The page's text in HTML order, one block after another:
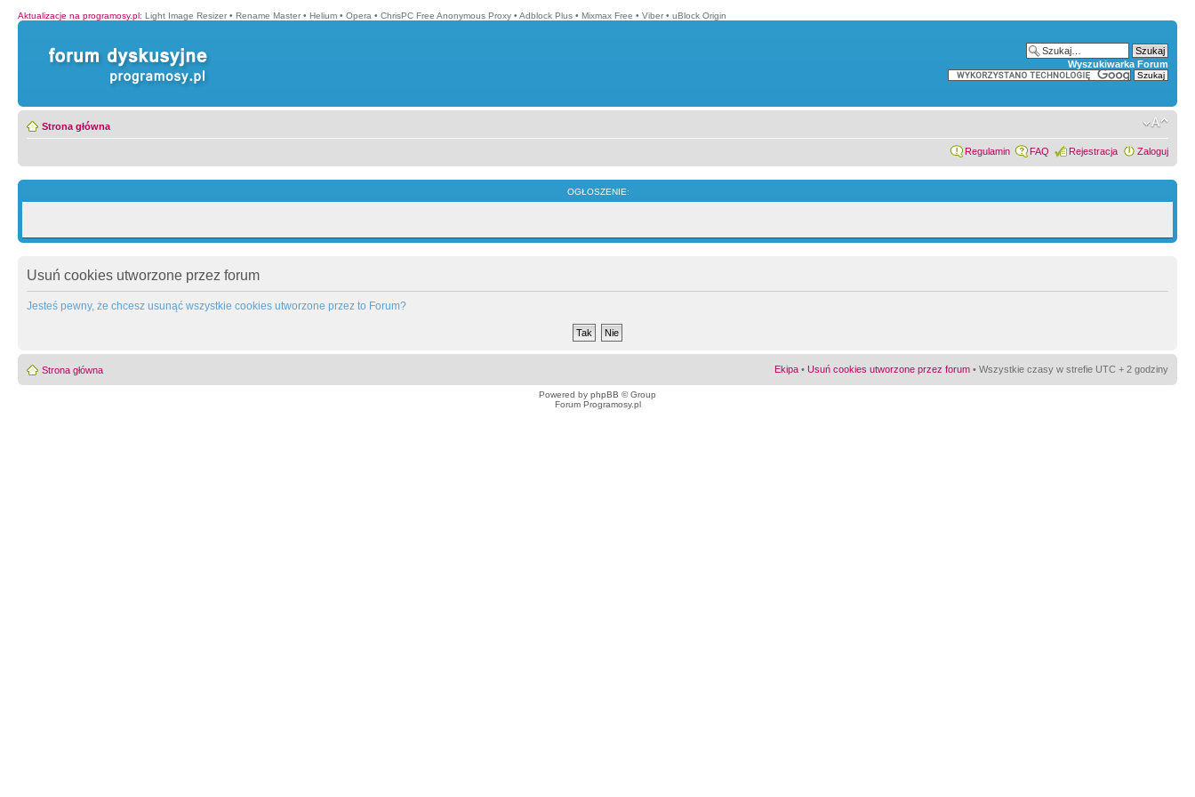
Aktualizacje na programosy.pl: Light Image Resizer • Rename Master • Helium • Opera • ChrisPC Free Anonymous Proxy • Adblock Plus • Mixmax Free • Viber • uBlock Origin
Wyszukiwarka Forum
Strona główna
Regulamin FAQ Rejestracja Zaloguj
OGŁOSZENIE:
Usuń cookies utworzone przez forum
Jesteś pewny, że chcesz usunąć wszystkie cookies utworzone przez to Forum?
Strona główna Ekipa • Usuń cookies utworzone przez forum • Wszystkie czasy w strefie UTC + 2 godziny
Powered by phpBB © Group
Forum Programosy.pl